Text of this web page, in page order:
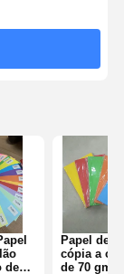
de
Papel de
cópia a
de 70 gm